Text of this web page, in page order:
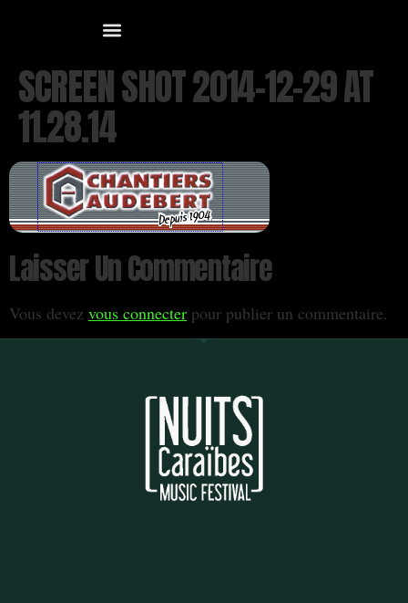
SCREEN SHOT 2014-12-29 AT
11.28.14
Laisser Un Commentaire
Vous devez vous connecter pour publier un commentaire.